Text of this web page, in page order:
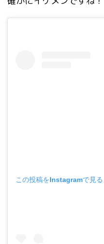
この投稿をInstagramで見る